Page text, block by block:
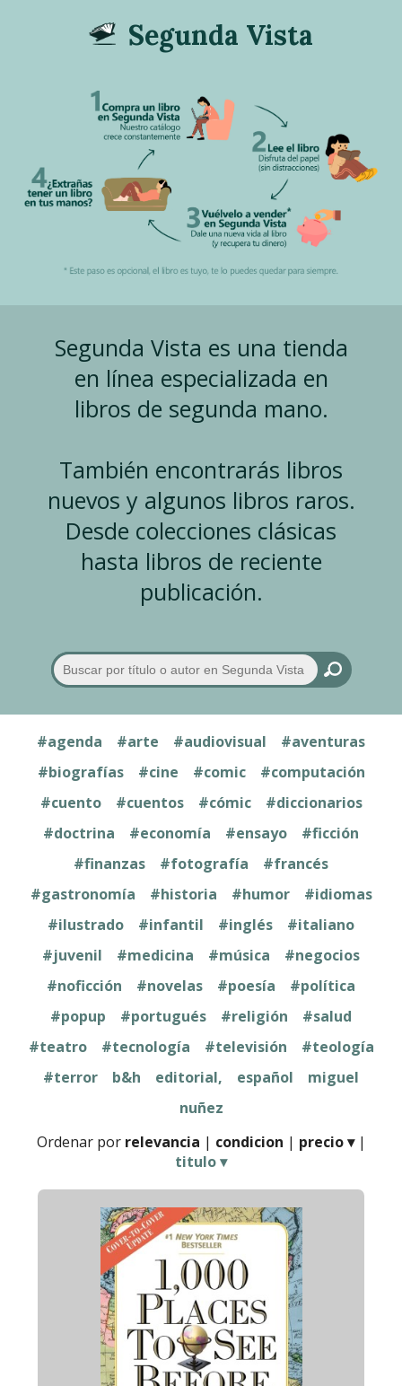
Segunda Vista
Segunda Vista es una tienda
en línea especializada en
libros de segunda mano.
También encontrarás libros
nuevos y algunos libros raros.
Desde colecciones clásicas
hasta libros de reciente
publicación.
#agenda #arte #audiovisual
#aventuras
#biografías
#cine #comic
#computación
#cuento
#cuentos #cómic
#diccionarios
#doctrina
#economía #ensayo
#ficción
#finanzas
#fotografía
#francés
#gastronomía
#historia #humor
#idiomas
#ilustrado
#infantil #inglés
#italiano
#juvenil
#medicina #música
#negocios
#noficción
#novelas #poesía
#política
#popup
#portugués #religión
#salud
#teatro
#tecnología #televisión
#teología
#terror
b&h editorial, español
miguel
nuñez
Ordenar por relevancia | condicion | precio ▾|
titulo ▾